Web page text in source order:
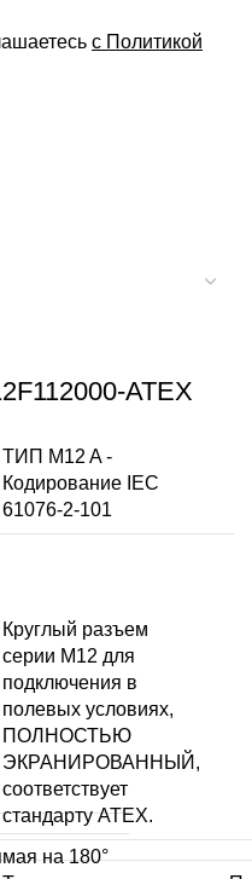
с Политикой
на 180°
ATEX
ТИП M12 A -
Кодирование IEC
61076-2-101
Круглый разъем
серии M12 для
подключения в
полевых условиях,
ПОЛНОСТЬЮ
ЭКРАНИРОВАННЫЙ,
соответствует
стандарту ATEX.